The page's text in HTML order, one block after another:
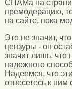
СПАМа на
премодерацию,
на сайте, пока
Это не значит,
цензуры - он
значит лишь, что
надежного
Надеемся, что
отнесетесь к